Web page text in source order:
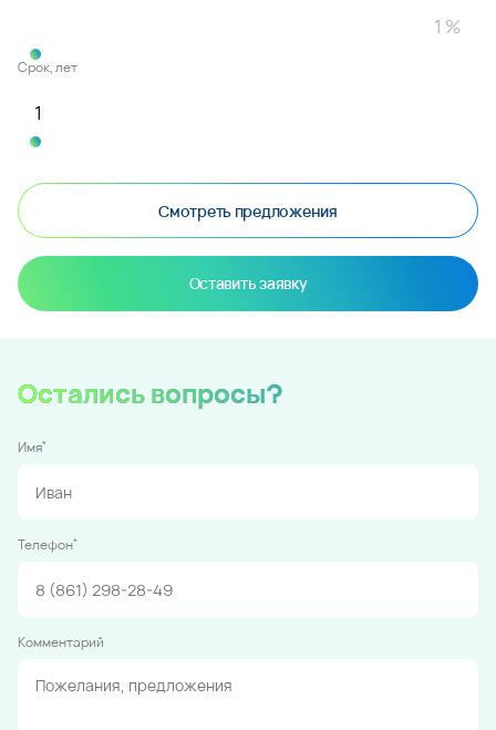
Срок, лет
Смотреть предложения
Оставить заявку
Остались вопросы?
Имя*
Телефон*
Комментарий